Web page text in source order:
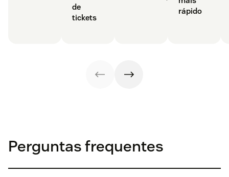
de
tickets
rápido
Perguntas frequentes